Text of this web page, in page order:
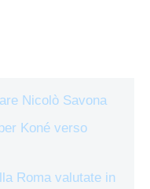
Nicolò Savona
Koné verso
Roma valutate in